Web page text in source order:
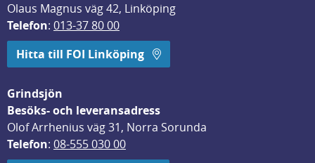
Olaus Magnus väg 42, Linköping
Telefon: 013-37 80 00
Hitta till FOI Linköping
Grindsjön
Besöks- och leveransadress
Olof Arrhenius väg 31, Norra Sorunda
Telefon: 08-555 030 00